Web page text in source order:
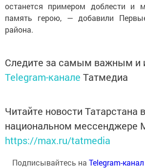
останется примером доблести и
память герою, — добавили
района.
Следите за самым важным и
Telegram-канале Татмедиа
Читайте новости Татарстана в
национальном мессенджере
https://max.ru/tatmedia
Подписывайтесь на Telegram-канал